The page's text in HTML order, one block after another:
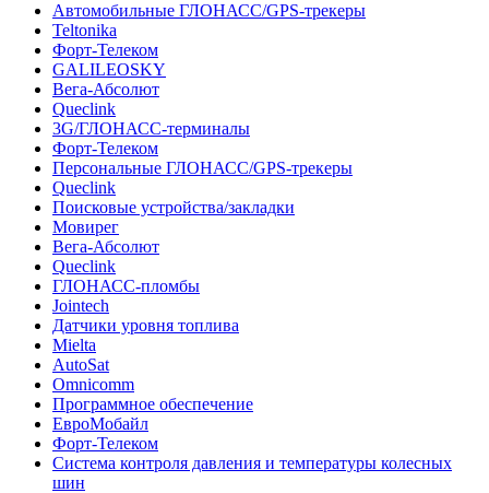
Автомобильные ГЛОНАСС/GPS-трекеры
Teltonika
Форт-Телеком
GALILEOSKY
Вега-Абсолют
Queclink
3G/ГЛОНАСС-терминалы
Форт-Телеком
Персональные ГЛОНАСС/GPS-трекеры
Queclink
Поисковые устройства/закладки
Мовирег
Вега-Абсолют
Queclink
ГЛОНАСС-пломбы
Jointech
Датчики уровня топлива
Mielta
AutoSat
Omnicomm
Программное обеспечение
ЕвроМобайл
Форт-Телеком
Система контроля давления и температуры колесных
шин